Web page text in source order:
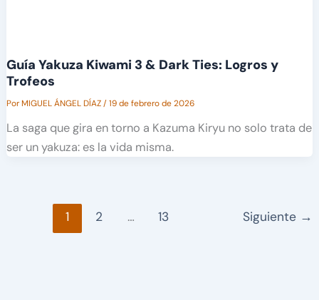
Guía Yakuza Kiwami 3 & Dark Ties: Logros y
Trofeos
PorMIGUEL ÁNGEL DÍAZ/19 de febrero de 2026
La saga que gira en torno a Kazuma Kiryu no solo trata de
ser un yakuza: es la vida misma.
1 2 … 13 Siguiente →